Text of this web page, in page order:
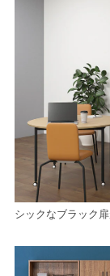
シックなブラック